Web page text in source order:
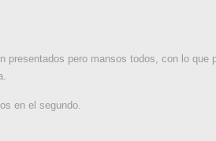
presentados pero mansos todos, con lo
en el segundo.